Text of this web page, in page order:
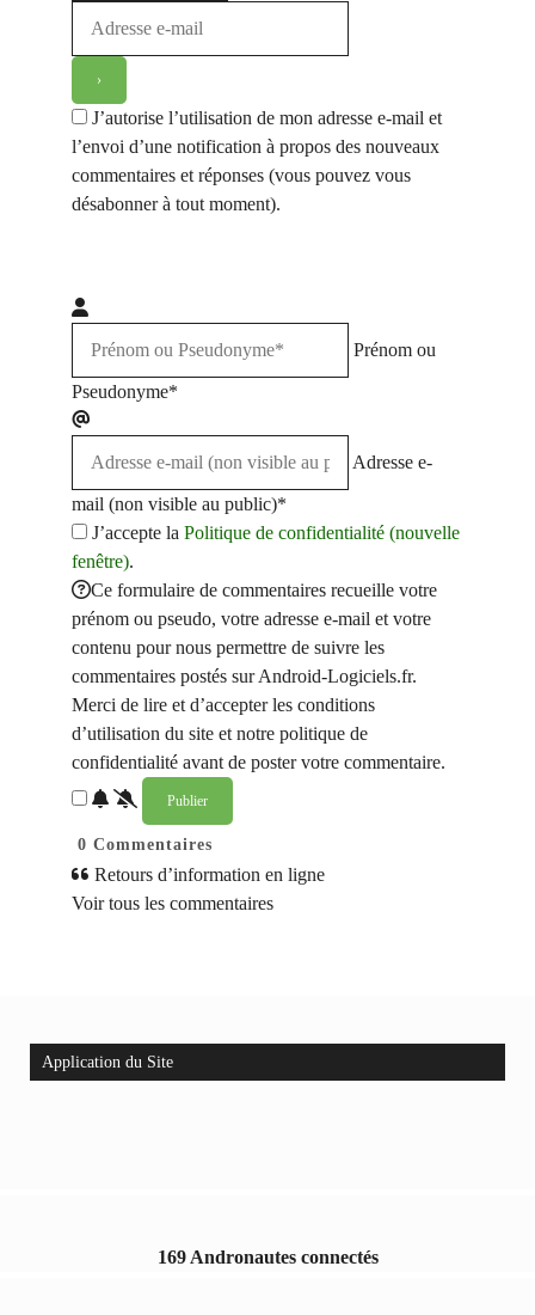
J’autorise l’utilisation de mon adresse e-mail et
l’envoi d’une notification à propos des nouveaux
commentaires et réponses (vous pouvez vous
désabonner à tout moment).
Prénom ou
Pseudonyme*
Adresse e-
mail (non visible au public)*
J’accepte la Politique de confidentialité (nouvelle
fenêtre).
Ce formulaire de commentaires recueille votre
prénom ou pseudo, votre adresse e-mail et votre
contenu pour nous permettre de suivre les
commentaires postés sur Android-Logiciels.fr.
Merci de lire et d’accepter les conditions
d’utilisation du site et notre politique de
confidentialité avant de poster votre commentaire.
0 Commentaires
Retours d’information en ligne
Voir tous les commentaires
Application du Site
169 Andronautes connectés